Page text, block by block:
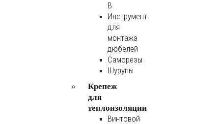
B
Инструмент
для
монтажа
дюбелей
Саморезы
Шурупы
Крепеж
для
теплоизоляции
Винтовой